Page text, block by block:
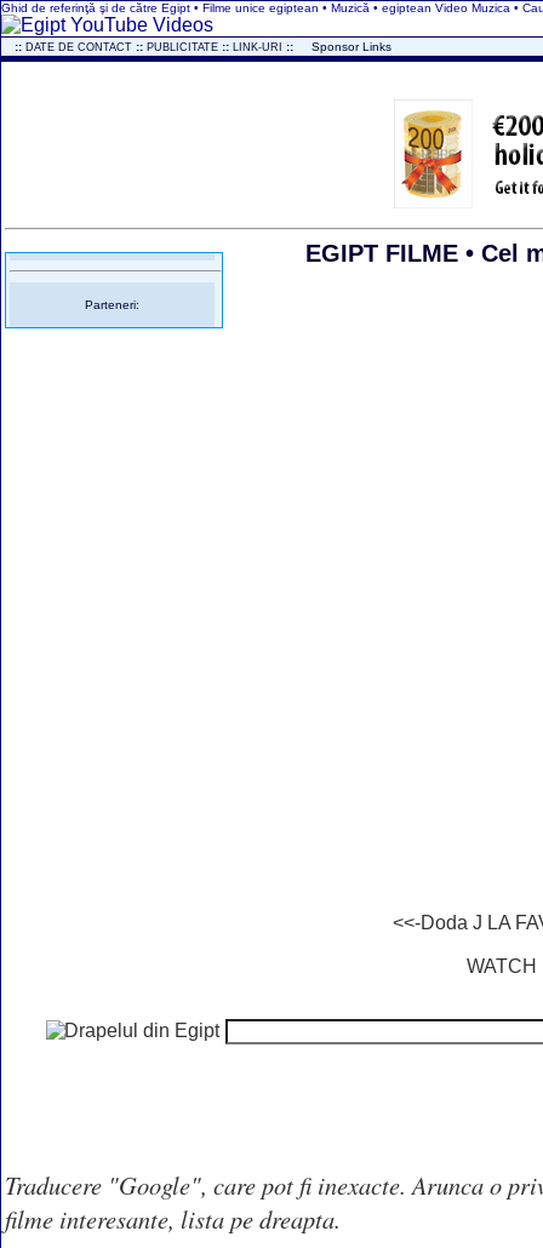
Ghid de referinţă şi de către Egipt • Filme unice egiptean • Muzică • egiptean Video Muzica •
:: DATE DE CONTACT :: PUBLICITATE :: LINK-URI :: Sponsor Links
Parteneri:
EGIPT FILME • Cel
<<-Doda J LA
WATCH
Traducere "Google", care pot fi inexacte. Arunca o
filme interesante, lista pe dreapta.